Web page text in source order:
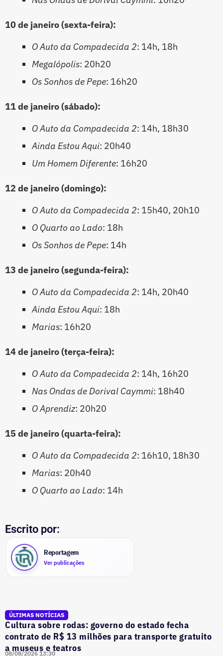
10 de janeiro (sexta-feira):
O Auto da Compadecida 2: 14h, 18h
Megalópolis: 20h20
Os Sonhos de Pepe: 16h20
11 de janeiro (sábado):
O Auto da Compadecida 2: 14h, 18h30
Ainda Estou Aqui: 20h40
Um Homem Diferente: 16h20
12 de janeiro (domingo):
O Auto da Compadecida 2: 15h40, 20h10
O Quarto ao Lado: 18h
Os Sonhos de Pepe: 14h
13 de janeiro (segunda-feira):
O Auto da Compadecida 2: 14h, 20h40
Ainda Estou Aqui: 18h
Marias: 16h20
14 de janeiro (terça-feira):
O Auto da Compadecida 2: 14h, 16h20
Nas Ondas de Dorival Caymmi: 18h40
O Aprendiz: 20h20
15 de janeiro (quarta-feira):
O Auto da Compadecida 2: 16h10, 18h30
Marias: 20h40
O Quarto ao Lado: 14h
Escrito por:
Reportagem
Ver publicações
ÚLTIMAS NOTÍCIAS
Cultura sobre rodas: governo do estado fecha
contrato de R$ 13 milhões para transporte gratuito
a museus e teatros
08/08/2026 13:30